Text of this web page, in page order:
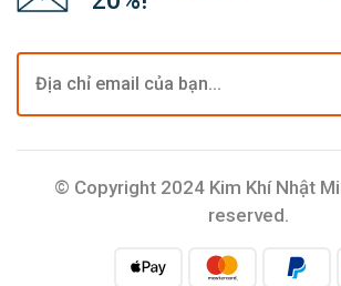
© Copyright 2024 Kim Khí Nhật
reserved.